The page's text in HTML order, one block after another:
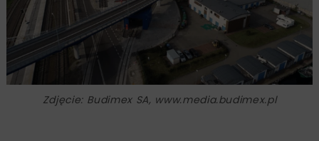
Zdjęcie: Budimex SA, www.media.budimex.pl